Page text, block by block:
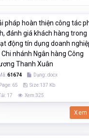
pháp hoàn thiện công tác
đánh giá khách hàng trong
động tín dụng doanh
nhánh Ngân hàng Công
Thanh Xuân
61674
Dạng:.docx
Page: 65
Size:137 Kb
Tải: 17
Xem:325
Xem